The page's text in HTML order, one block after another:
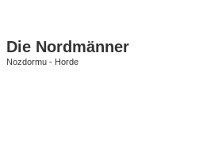
Die Nordmänner
Nozdormu - Horde